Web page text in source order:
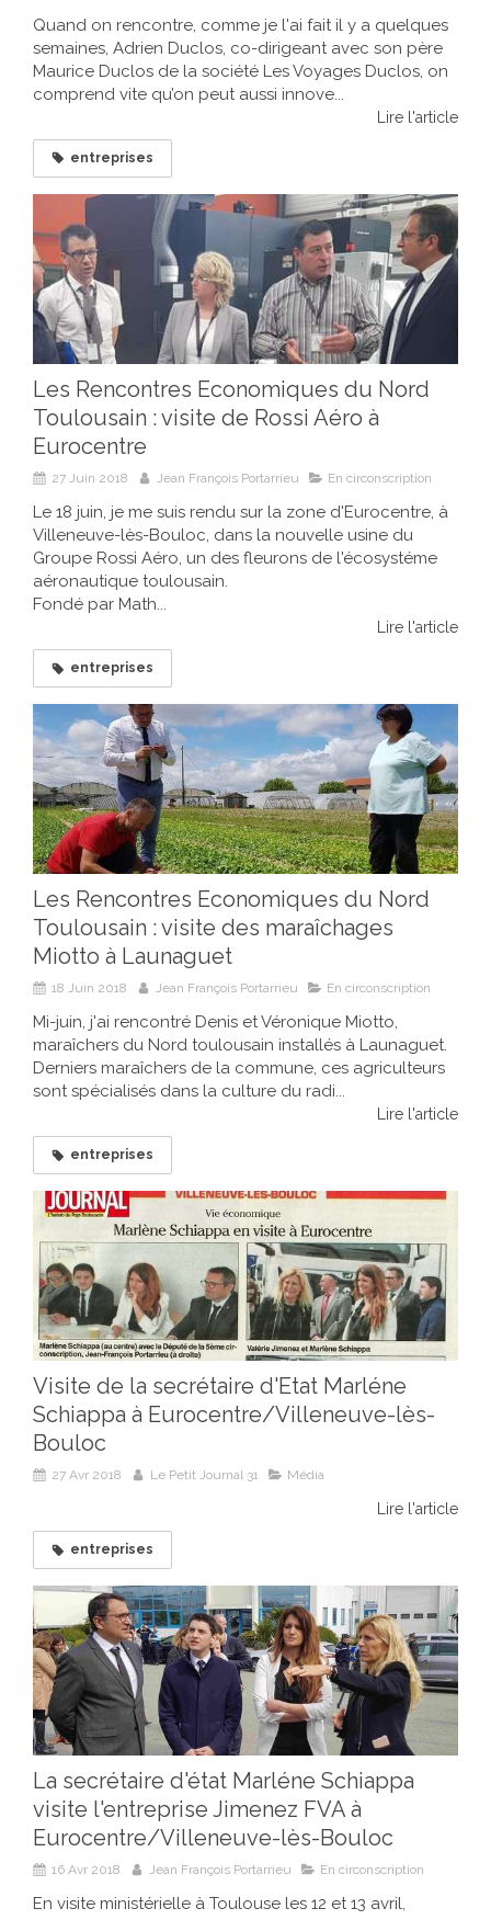
Quand on rencontre, comme je l'ai fait il y a quelques
semaines, Adrien Duclos, co-dirigeant avec son père
Maurice Duclos de la société Les Voyages Duclos, on
comprend vite qu’on peut aussi innove...
Lire l'article
entreprises
Les Rencontres Economiques du Nord
Toulousain : visite de Rossi Aéro à
Eurocentre
27 Juin 2018 Jean François Portarrieu En circonscription
Le 18 juin, je me suis rendu sur la zone d'Eurocentre, à
Villeneuve-lès-Bouloc, dans la nouvelle usine du
Groupe Rossi Aéro, un des fleurons de l'écosystéme
aéronautique toulousain.
Fondé par Math...
Lire l'article
entreprises
Les Rencontres Economiques du Nord
Toulousain : visite des maraîchages
Miotto à Launaguet
18 Juin 2018 Jean François Portarrieu En circonscription
Mi-juin, j'ai rencontré Denis et Véronique Miotto,
maraîchers du Nord toulousain installés à Launaguet.
Derniers maraîchers de la commune, ces agriculteurs
sont spécialisés dans la culture du radi...
Lire l'article
entreprises
Visite de la secrétaire d'Etat Marléne
Schiappa à Eurocentre/Villeneuve-lès-
Bouloc
27 Avr 2018 Le Petit Journal 31 Média
Lire l'article
entreprises
La secrétaire d'état Marléne Schiappa
visite l'entreprise Jimenez FVA à
Eurocentre/Villeneuve-lès-Bouloc
16 Avr 2018 Jean François Portarrieu En circonscription
En visite ministérielle à Toulouse les 12 et 13 avril,